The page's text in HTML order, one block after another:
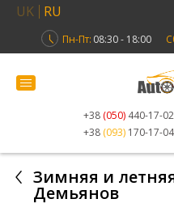
UK RU
Пн-Пт: 08:30 - 18:00
+38 (050) 440-17-02
+38 (093) 170-17-04
Зимняя и
Демьянов